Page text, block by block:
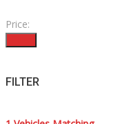
Price:
FILTER